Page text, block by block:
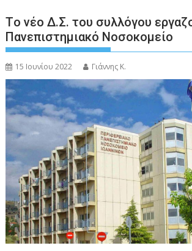
Tο νέο Δ.Σ. του συλλόγου
Πανεπιστημιακό Νοσοκομείο
15 Ιουνίου 2022 Γιάννης Κ.